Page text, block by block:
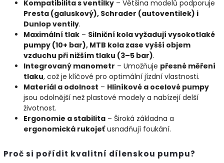
Kompatibilita s ventilky – Většina modelů podporuje
Presta (galuskový), Schrader (autoventilek) i
Dunlop ventily.
Maximální tlak – Silniční kola vyžadují vysokotlaké
pumpy (10+ bar), MTB kola zase vyšší objem
vzduchu při nižším tlaku (3–5 bar).
Integrovaný manometr – Umožňuje přesné měření
tlaku, což je klíčové pro optimální jízdní vlastnosti.
Materiál a odolnost – Hliníkové a ocelové pumpy
jsou odolnější než plastové modely a nabízejí delší
životnost.
Ergonomie a stabilita – Široká základna a
ergonomická rukojeťusnadňují foukání.
Proč si pořídit kvalitní dílenskou pumpu?